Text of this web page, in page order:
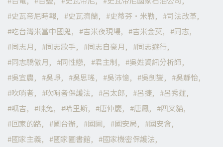
史瓦帝尼時報
史瓦濟蘭 史蒂芬·米勒
司法改革
吃台灣米當中國鬼
吉米夜現場 吉米金莫
同志
同志月
同志歌手 同志自豪月
同志遊行
同志驕傲月
同性戀 君主制
吳姓資訊分析師
吳宜農
吳崢 吳思瑤 吳沛憶 吳釗燮
吳靜怡
吹哨者
吹哨者保護法 呂太郎 呂捷
呂秀蓮
呱吉
咪兔 哈里斯 唐仲慶 唐鳳
四叉貓
回家的路
國台辦 國圖 國安局
國安會
國家主義
國家圖書館
國家機密保護法